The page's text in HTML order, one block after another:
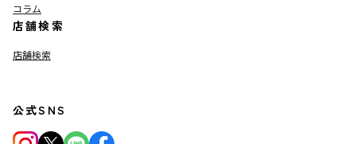
コラム
店舗検索
店舗検索
公式SNS